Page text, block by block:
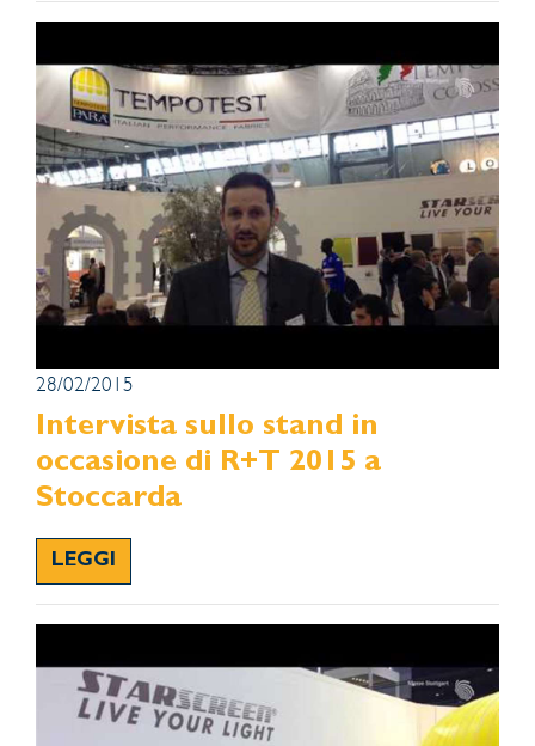
28/02/2015
Intervista sullo stand in
occasione di R+T 2015 a
Stoccarda
LEGGI